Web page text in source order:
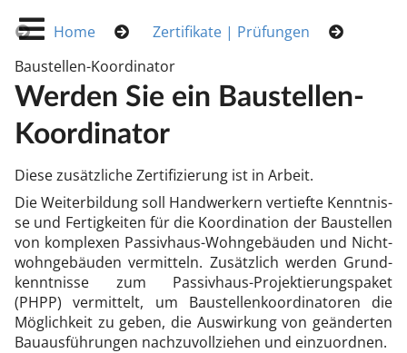
Home
Zertifikate | Prüfungen
Baustellen-Koordinator
Wer­den Sie ein Bau­stel­len-
Ko­or­di­na­tor
Die­se zu­sätz­li­che Zer­ti­fi­zie­rung ist in Ar­beit.
Die Wei­ter­bil­dung soll Hand­wer­kern ver­tief­te Kennt­nis­
se und Fer­tig­kei­ten für die Ko­or­di­na­ti­on der Bau­stel­len
von kom­ple­xen Pas­siv­haus-Wohn­ge­bäu­den und Nicht­
wohn­ge­bäu­den ver­mit­teln. Zu­sätz­lich wer­den Grund­
kennt­nis­se zum Pas­siv­haus-Pro­jek­tie­rungs­pa­ket
(PHPP) ver­mit­telt, um Bau­stel­len­ko­or­di­na­to­ren die
Mög­lich­keit zu ge­ben, die Aus­wir­kung von ge­än­der­ten
Bau­aus­füh­run­gen nach­zu­voll­zie­hen und ein­zu­ord­nen.